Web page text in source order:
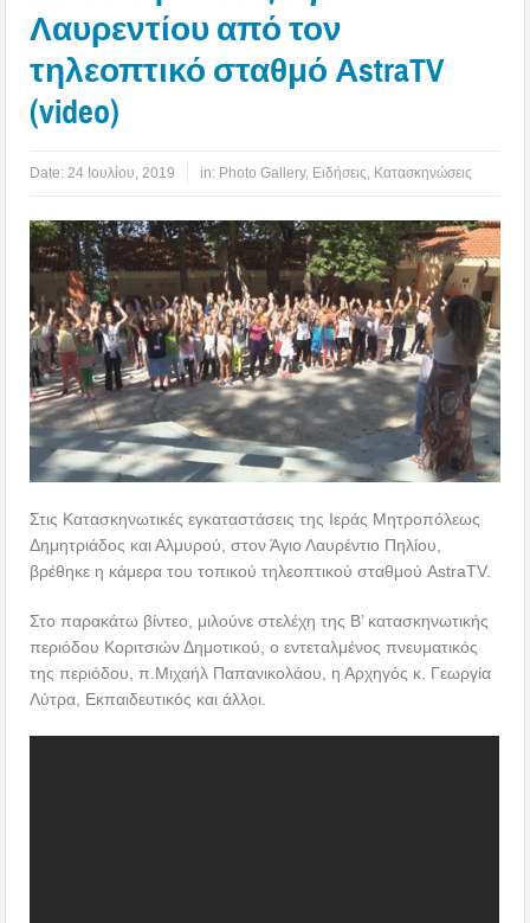
Λαυρεντίου από τον
τηλεοπτικό σταθμό ΑstraTV
(video)
Date: 24 Ιουλίου, 2019 in: Photo Gallery, Ειδήσεις Κατασκηνώσεις
Στις Κατασκηνωτικές εγκαταστάσεις της Ιεράς Μητροπόλεως
Δημητριάδος και Αλμυρού, στον Άγιο Λαυρέντιο Πηλίου,
βρέθηκε η κάμερα του τοπικού τηλεοπτικού σταθμού AstraTV.
Στο παρακάτω βίντεο, μιλούνε στελέχη της Β’ κατασκηνωτικής
περιόδου Κοριτσιών Δημοτικού, ο εντεταλμένος πνευματικός
της περιόδου, π.Μιχαήλ Παπανικολάου, η Αρχηγός κ. Γεωργία
Λύτρα, Εκπαιδευτικός και άλλοι.